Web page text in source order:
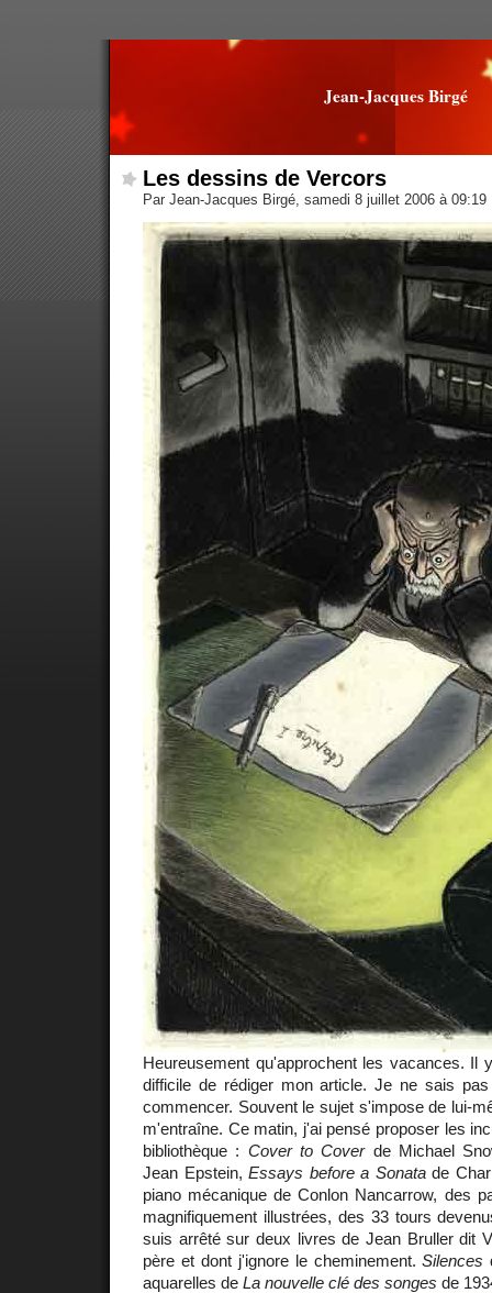
Jean-Jacques Birgé
Les dessins de Vercors
Par Jean-Jacques Birgé, samedi 8 juillet 2006 à 09:19
Heureusement qu'approchent les vacances. Il
difficile de rédiger mon article. Je ne sais
commencer. Souvent le sujet s'impose de lui-
m'entraîne. Ce matin, j'ai pensé proposer les
bibliothèque : Cover to Coverde Michael
Jean Epstein,Essays before a Sonatade
piano mécanique de Conlon Nancarrow, des
magnifiquement illustrées, des 33 tours
suis arrêté sur deux livres de Jean Bruller dit
père et dont j'ignore le cheminement.Silences
aquarelles de La nouvelle clé des songes de